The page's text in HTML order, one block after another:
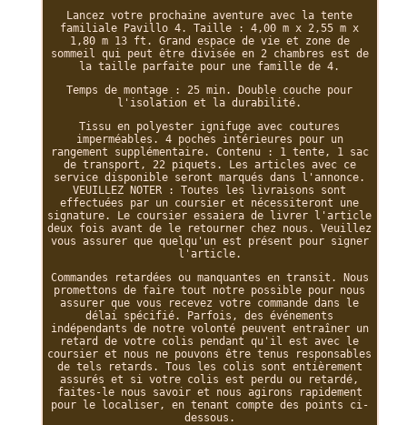
Lancez votre prochaine aventure avec la tente
familiale Pavillo 4. Taille : 4,00 m x 2,55 m x
1,80 m 13 ft. Grand espace de vie et zone de
sommeil qui peut être divisée en 2 chambres est de
la taille parfaite pour une famille de 4.
Temps de montage : 25 min. Double couche pour
l'isolation et la durabilité.
Tissu en polyester ignifuge avec coutures
imperméables. 4 poches intérieures pour un
rangement supplémentaire. Contenu : 1 tente, 1 sac
de transport, 22 piquets. Les articles avec ce
service disponible seront marqués dans l'annonce.
VEUILLEZ NOTER : Toutes les livraisons sont
effectuées par un coursier et nécessiteront une
signature. Le coursier essaiera de livrer l'article
deux fois avant de le retourner chez nous. Veuillez
vous assurer que quelqu'un est présent pour signer
l'article.
Commandes retardées ou manquantes en transit. Nous
promettons de faire tout notre possible pour nous
assurer que vous recevez votre commande dans le
délai spécifié. Parfois, des événements
indépendants de notre volonté peuvent entraîner un
retard de votre colis pendant qu'il est avec le
coursier et nous ne pouvons être tenus responsables
de tels retards. Tous les colis sont entièrement
assurés et si votre colis est perdu ou retardé,
faites-le nous savoir et nous agirons rapidement
pour le localiser, en tenant compte des points ci-
dessous.